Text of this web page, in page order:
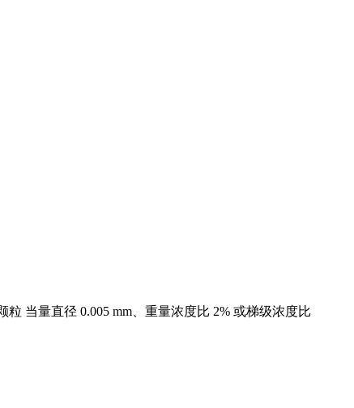
当量直径 0.005 mm、重量浓度比 2% 或梯级浓度比